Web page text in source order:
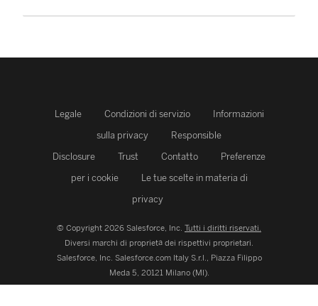
Legale Condizioni di servizio
Informazioni
sulla privacy
Responsible
Disclosure
Trust Contatto
Preferenze
per i cookie
Le tue scelte in materia di
privacy
© Copyright 2026 Salesforce, Inc. Tutti i diritti riservati.
Diversi marchi di proprietà dei rispettivi proprietari.
Salesforce, Inc. Salesforce.com Italy S.r.l., Piazza Filippo
Meda 5, 20121 Milano (MI).